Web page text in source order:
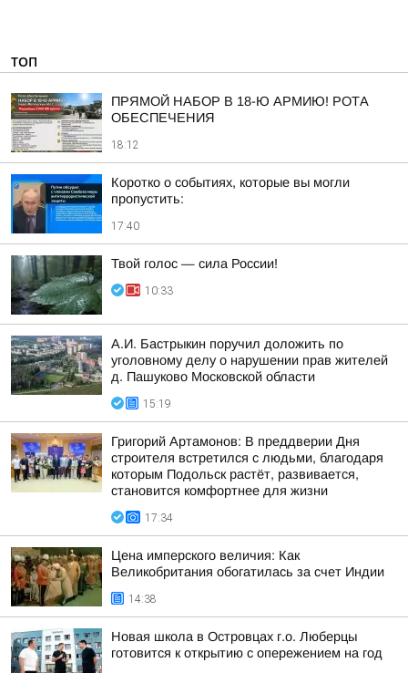
ТОП
ПРЯМОЙ НАБОР В 18-Ю АРМИЮ! РОТА
ОБЕСПЕЧЕНИЯ
18:12
Коротко о событиях, которые вы могли
пропустить:
17:40
Твой голос — сила России!
10:33
А.И. Бастрыкин поручил доложить по
уголовному делу о нарушении прав жителей
д. Пашуково Московской области
15:19
Григорий Артамонов: В преддверии Дня
строителя встретился с людьми, благодаря
которым Подольск растёт, развивается,
становится комфортнее для жизни
17:34
Цена имперского величия: Как
Великобритания обогатилась за счет Индии
14:38
Новая школа в Островцах г.о. Люберцы
готовится к открытию с опережением на год